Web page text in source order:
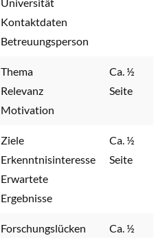
Kontaktdaten
Betreuungsperson
Thema
Relevanz
Motivation
Ca. ½
Seite
Ziele
Erkenntnisinteresse
Erwartete
Ergebnisse
Ca. ½
Seite
Forschungslücken
Ca. ½